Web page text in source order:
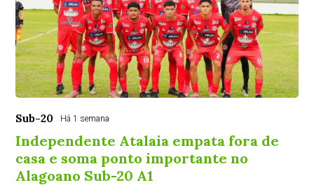
Sub-20 Há 1 semana
Independente Atalaia empata fora de
casa e soma ponto importante no
Alagoano Sub-20 A1